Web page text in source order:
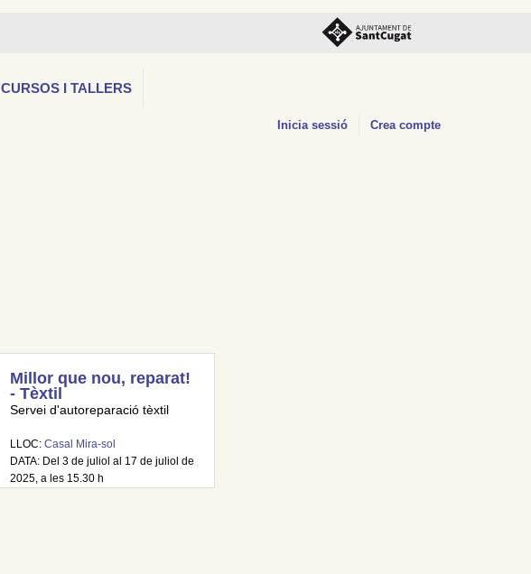
CURSOS I TALLERS
Inicia sessió Crea compte
Millor que nou, reparat!
- Tèxtil
Servei d'autoreparació tèxtil
LLOC:Casal Mira-sol
DATA: Del 3 de juliol al 17 de juliol de
2025, a les 15.30 h